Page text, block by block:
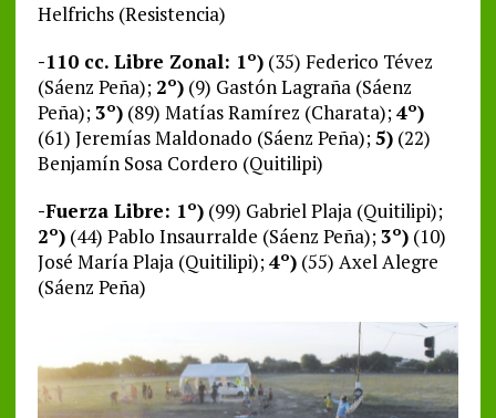
Helfrichs (Resistencia)
-110 cc. Libre Zonal: 1º)(35) Federico Tévez
(Sáenz Peña); 2º)(9) Gastón Lagraña (Sáenz
Peña);3º)(89) Matías Ramírez (Charata);4º)
(61) Jeremías Maldonado (Sáenz Peña);5)(22)
Benjamín Sosa Cordero (Quitilipi)
-Fuerza Libre: 1º)(99) Gabriel Plaja (Quitilipi);
2º)(44) Pablo Insaurralde (Sáenz Peña);3º)(10)
José María Plaja (Quitilipi);4º)(55) Axel Alegre
(Sáenz Peña)